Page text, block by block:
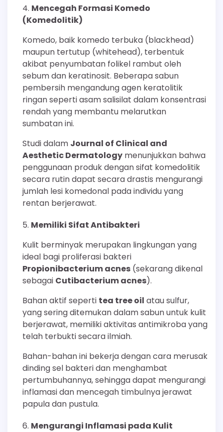
Mencegah Formasi Komedo
(Komedolitik)
Komedo, baik komedo terbuka (blackhead)
maupun tertutup (whitehead), terbentuk
akibat penyumbatan folikel rambut oleh
sebum dan keratinosit. Beberapa sabun
pembersih mengandung agen keratolitik
ringan seperti asam salisilat dalam konsentrasi
rendah yang membantu melarutkan
sumbatan ini.
Studi dalam Journal of Clinical and
Aesthetic Dermatology menunjukkan bahwa
penggunaan produk dengan sifat komedolitik
secara rutin dapat secara drastis mengurangi
jumlah lesi komedonal pada individu yang
rentan berjerawat.
Memiliki Sifat Antibakteri
Kulit berminyak merupakan lingkungan yang
ideal bagi proliferasi bakteri
Propionibacterium acnes (sekarang dikenal
sebagai Cutibacterium acnes).
Bahan aktif seperti tea tree oil atau sulfur,
yang sering ditemukan dalam sabun untuk kulit
berjerawat, memiliki aktivitas antimikroba yang
telah terbukti secara ilmiah.
Bahan-bahan ini bekerja dengan cara merusak
dinding sel bakteri dan menghambat
pertumbuhannya, sehingga dapat mengurangi
inflamasi dan mencegah timbulnya jerawat
papula dan pustula.
Mengurangi Inflamasi pada Kulit